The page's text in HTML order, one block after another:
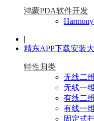
鸿蒙PDA软件开发
|
精东APP下载安装
特性归类
无线二
无线一
有线二
有线一
固定式